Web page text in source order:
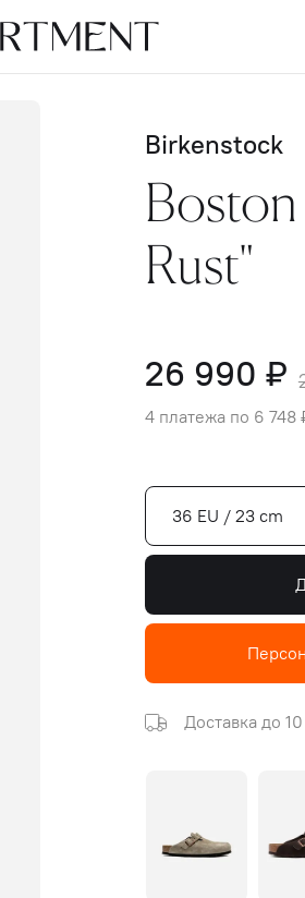
Birkenstock
Rust"
26 990 ₽
4 платежа по 6 748
36 EU / 23 cm
Доставка до